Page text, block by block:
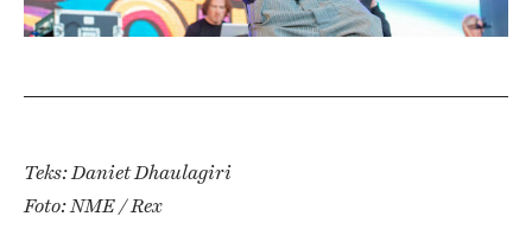
Teks: Daniet Dhaulagiri
Foto: NME / Rex